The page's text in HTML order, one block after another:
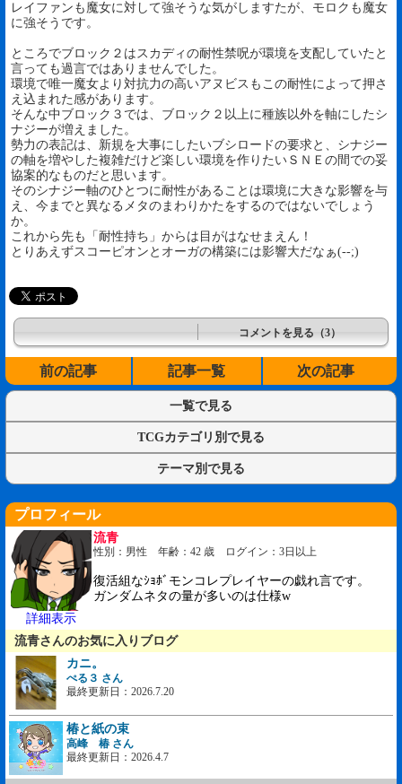
レイファンも魔女に対して強そうな気がしますたが、モロクも魔女
に強そうです。
ところでブロック２はスカディの耐性禁呪が環境を支配していたと
言っても過言ではありませんでした。
環境で唯一魔女より対抗力の高いアヌビスもこの耐性によって押さ
え込まれた感があります。
そんな中ブロック３では、ブロック２以上に種族以外を軸にしたシ
ナジーが増えました。
勢力の表記は、新規を大事にしたいブシロードの要求と、シナジー
の軸を増やした複雑だけど楽しい環境を作りたいＳＮＥの間での妥
協案的なものだと思います。
そのシナジー軸のひとつに耐性があることは環境に大きな影響を与
え、今までと異なるメタのまわりかたをするのではないでしょう
か。
これから先も「耐性持ち」からは目がはなせまえん！
とりあえずスコーピオンとオーガの構築には影響大だなぁ(--;)
コメントを見る（3）
前の記事 記事一覧 次の記事
一覧で見る
TCGカテゴリ別で見る
テーマ別で見る
プロフィール
詳細表示
流青
性別：男性 年齢：42 歳 ログイン：3日以上
復活組なｼｮﾎﾞモンコレプレイヤーの戯れ言です。
ガンダムネタの量が多いのは仕様w
流青さんのお気に入りブログ
カニ。
ぺる３ さん
最終更新日：2026.7.20
椿と紙の束
高峰 椿 さん
最終更新日：2026.4.7